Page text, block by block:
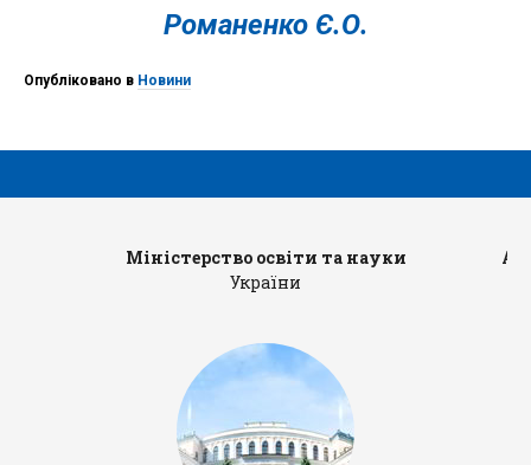
Романенко Є.О.
Опубліковано в Новини
Міністерство освіти та науки
України